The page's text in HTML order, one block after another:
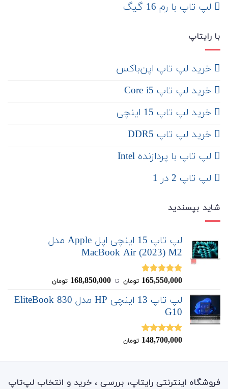
لپ تاپ با رم 16 گیگ
با رایتاپ
‌ خرید لپ تاپ اپن‌باکس
خرید لپ تاپ Core i5
‌‌ خرید لپ تاپ 15 اینچی
خرید لپ تاپ DDR5
لپ تاپ با پردازنده Intel
لپ تاپ 2 در 1
شاید بپسندید
لپ تاپ 15 اینچی اپل Apple مدل
MacBook Air (2023) M2
نمره5.00
165,550,000 تومان ‌ تا ‌ 168,850,000 تومان
لپ تاپ 13 اینچی HP مدل EliteBook 830
G10
نمره5.00
148,700,000 تومان
فروشگاه اینترنتی رایتاپ، بررسی ، خرید و انتخاب لپ‌تاپ